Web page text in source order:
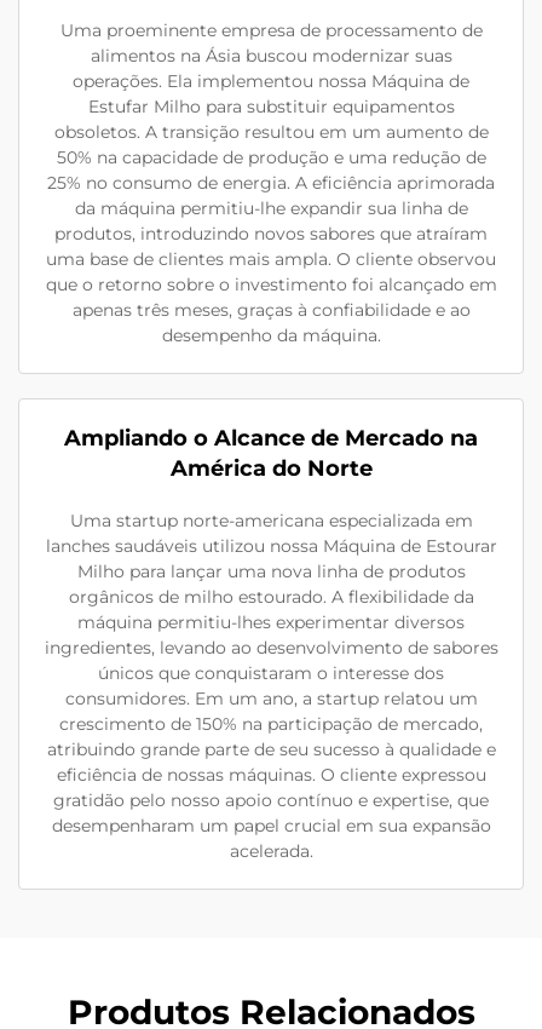
Uma proeminente empresa de processamento de
alimentos na Ásia buscou modernizar suas
operações. Ela implementou nossa Máquina de
Estufar Milho para substituir equipamentos
obsoletos. A transição resultou em um aumento de
50% na capacidade de produção e uma redução de
25% no consumo de energia. A eficiência aprimorada
da máquina permitiu-lhe expandir sua linha de
produtos, introduzindo novos sabores que atraíram
uma base de clientes mais ampla. O cliente observou
que o retorno sobre o investimento foi alcançado em
apenas três meses, graças à confiabilidade e ao
desempenho da máquina.
Ampliando o Alcance de Mercado na
América do Norte
Uma startup norte-americana especializada em
lanches saudáveis utilizou nossa Máquina de Estourar
Milho para lançar uma nova linha de produtos
orgânicos de milho estourado. A flexibilidade da
máquina permitiu-lhes experimentar diversos
ingredientes, levando ao desenvolvimento de sabores
únicos que conquistaram o interesse dos
consumidores. Em um ano, a startup relatou um
crescimento de 150% na participação de mercado,
atribuindo grande parte de seu sucesso à qualidade e
eficiência de nossas máquinas. O cliente expressou
gratidão pelo nosso apoio contínuo e expertise, que
desempenharam um papel crucial em sua expansão
acelerada.
Produtos Relacionados